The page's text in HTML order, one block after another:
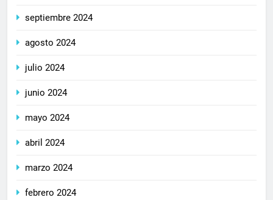
septiembre 2024
agosto 2024
julio 2024
junio 2024
mayo 2024
abril 2024
marzo 2024
febrero 2024